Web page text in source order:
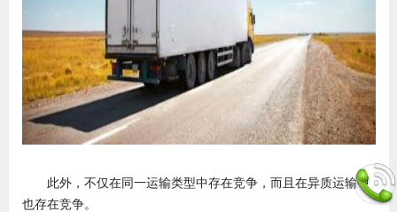
此外，不仅在同一运输类型中存在竞争，而且在异质运输中
也存在竞争。